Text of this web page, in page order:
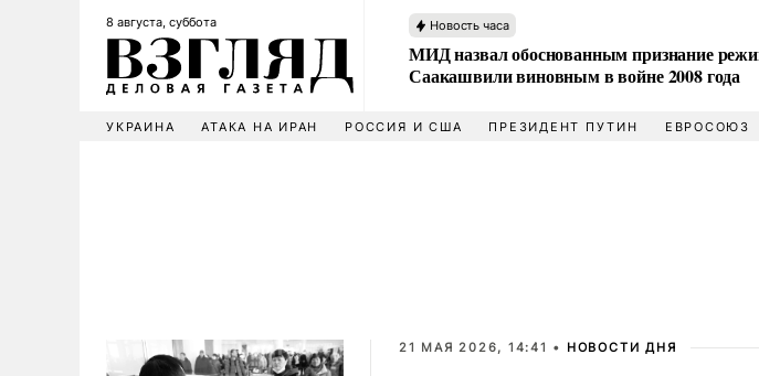
8 августа, суббота Новость часа
МИД назвал обоснованным признание
Саакашвили виновным в войне 2008 года
УКРАИНА АТАКА НА ИРАН РОССИЯ И США ПРЕЗИДЕНТ ПУТИН ЕВРОСОЮЗ
21 МАЯ 2026, 14:41 • НОВОСТИ ДНЯ